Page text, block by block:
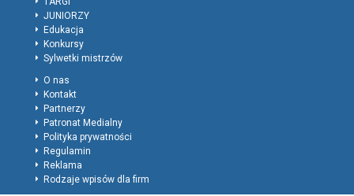
JUNIORZY
Edukacja
Konkursy
Sylwetki mistrzów
O nas
Kontakt
Partnerzy
Patronat Medialny
Polityka prywatności
Regulamin
Reklama
Rodzaje wpisów dla firm